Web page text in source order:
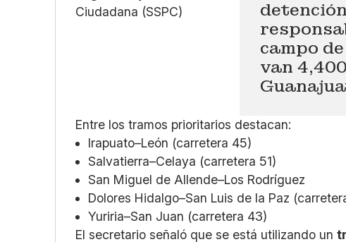
campo
van
Entre los tramos prioritarios destacan:
Irapuato–León (carretera 45)
Salvatierra–Celaya (carretera 51)
San Miguel de Allende–Los Rodríguez
Dolores Hidalgo–San Luis de la Paz
Yuriria–San Juan (carretera 43)
El secretario señaló que se está utilizando un